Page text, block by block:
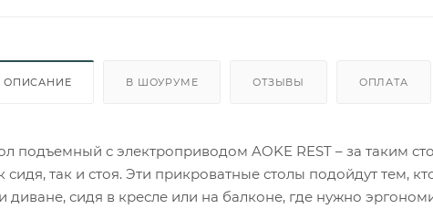
ОПИСАНИЕ В ШОУРУМЕ ОТЗЫВЫ ОПЛАТА
подъемный с электроприводом AOKE REST – за таким
сидя, так и стоя. Эти прикроватные столы подойдут тем,
диване, сидя в кресле или на балконе, где нужно